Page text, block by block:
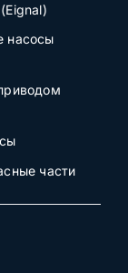
насосы
части